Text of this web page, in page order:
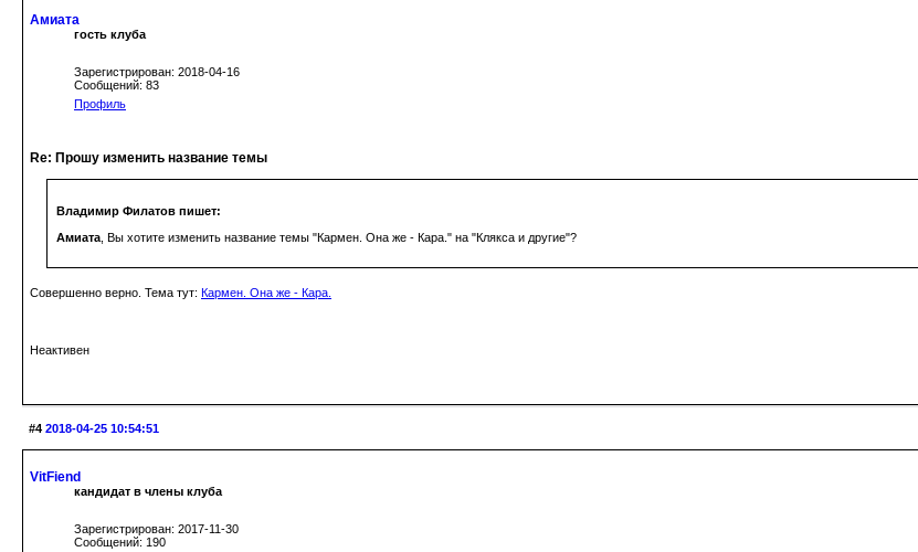
Амиата
гость клуба
Зарегистрирован: 2018-04-16
Сообщений: 83
Профиль
Re: Прошу изменить название темы
Владимир Филатов пишет:
Амиата , Вы хотите изменить название темы "Кармен. Она же - Кара." на "Клякса и другие"?
Совершенно верно. Тема тут: Кармен. Она же - Кара.
Неактивен
#4 2018-04-25 10:54:51
VitFiend
кандидат в члены клуба
Зарегистрирован: 2017-11-30
Сообщений: 190